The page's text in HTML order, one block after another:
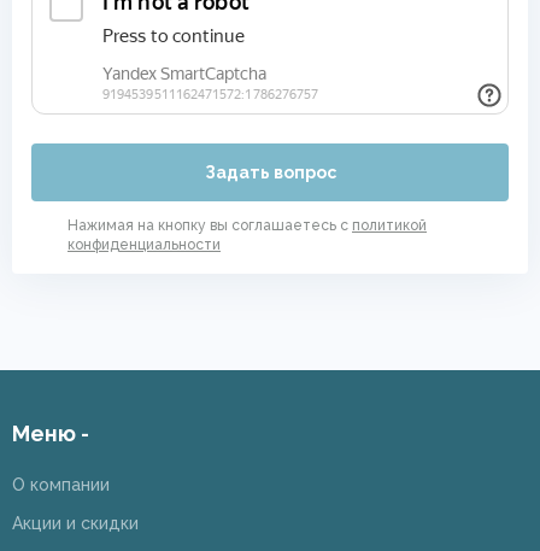
Задать вопрос
Нажимая на кнопку вы соглашаетесь с политикой
конфиденциальности
Меню -
О компании
Акции и скидки